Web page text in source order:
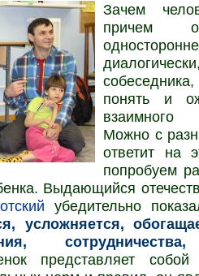
Зачем
причем
понять и
Можно с
ответит на
попробуем
Выдающийся
убедительно
усложняется,
представляет